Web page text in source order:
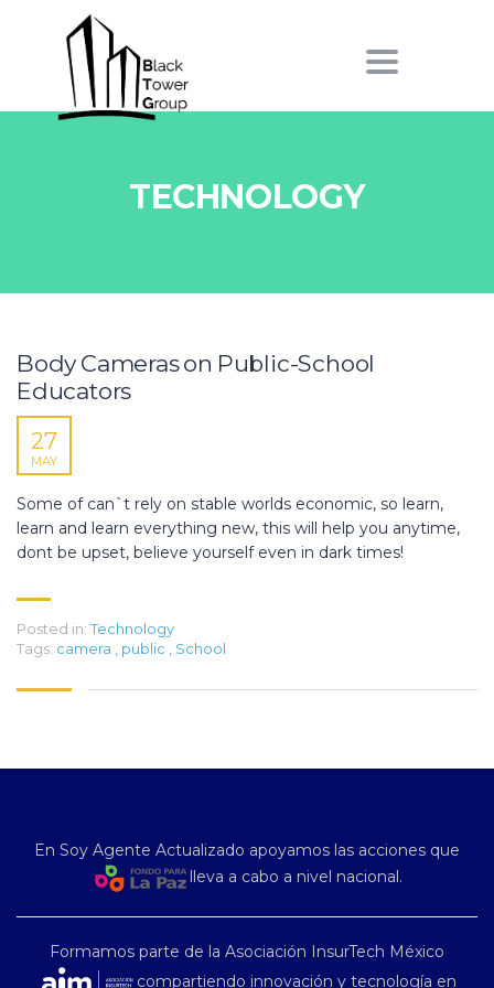
Toggle
TECHNOLOGY
Body Cameras on Public-School
Educators
27
MAY
Some of can`t rely on stable worlds economic, so learn,
learn and learn everything new, this will help you anytime,
dont be upset, believe yourself even in dark times!
Posted in: Technology
Tags: camera public School
En Soy Agente Actualizado apoyamos las acciones que
lleva a cabo a nivel nacional.
Formamos parte de la Asociación InsurTech México
compartiendo innovación y tecnología en